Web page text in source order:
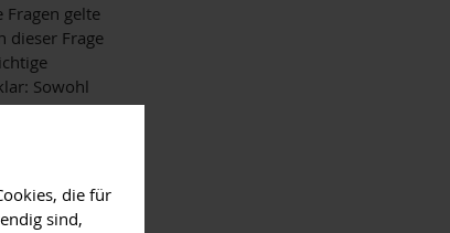
die für
sind,
Fragen gelte
dieser Frage
Sowohl
für den
klar: